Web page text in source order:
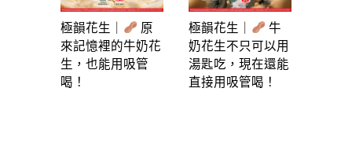
極韻花生｜
原
來記憶裡的牛奶花
生，也能用吸管
喝！
極韻花生｜
牛
奶花生不只可以用
湯匙吃，現在還能
直接用吸管喝！